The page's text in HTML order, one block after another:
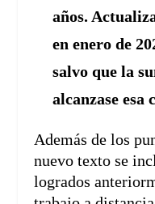
años.
en enero de
salvo que la
alcanzase esa
Además de los
nuevo texto se
logrados